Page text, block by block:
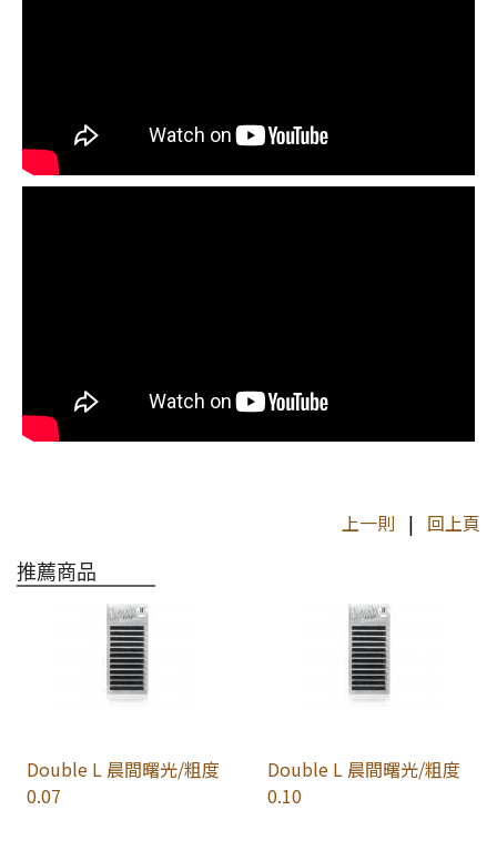
上一則 | 回上頁
推薦商品
Double L 晨間曙光/粗度
0.07
Double L 晨間曙光/粗度
0.10